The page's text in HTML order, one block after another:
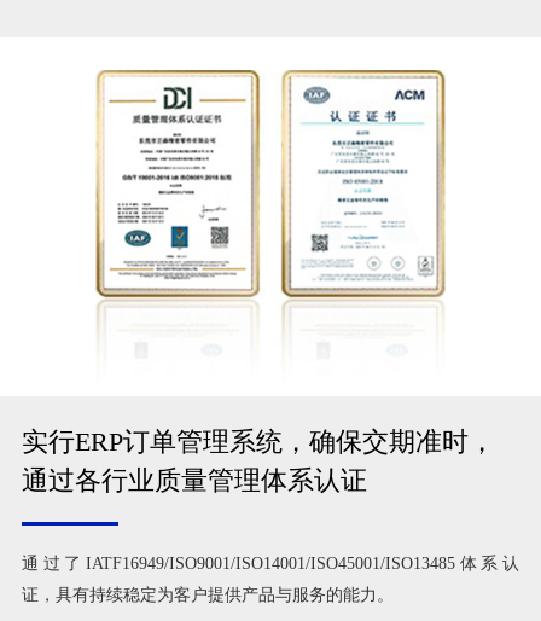
实行ERP订单管理系统，确保交期准时，
通过各行业质量管理体系认证
通过了IATF16949/ISO9001/ISO14001/ISO45001/ISO13485体系认
证，具有持续稳定为客户提供产品与服务的能力。